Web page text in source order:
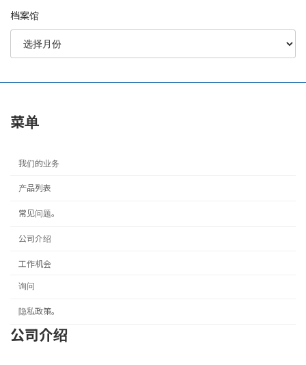
档案馆
菜单
我们的业务
产品列表
常见问题。
公司介绍
工作机会
询问
隐私政策。
公司介绍